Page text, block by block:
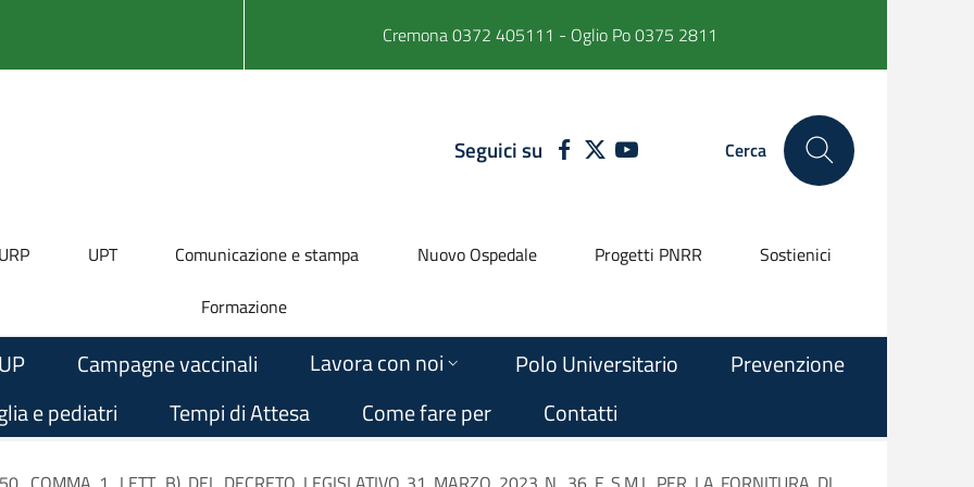
Cremona 0372 405111 - Oglio Po 0375 2811
Seguici suFACEBOOK
TWITTERYOUTUBE Cerca
URP UPT Comunicazione e stampa Nuovo Ospedale Progetti PNRR
Sostienici
Formazione
Campagne vaccinali Lavora con noi Polo Universitario
Prevenzione
e pediatri
Tempi di Attesa Come fare per Contatti